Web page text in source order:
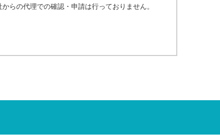
らの代理での確認・申請は行っておりません。